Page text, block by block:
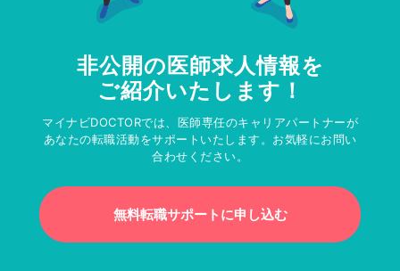
非公開の医師求人情報を
ご紹介いたします！
マイナビDOCTORでは、医師専任のキャリアパートナーが
あなたの転職活動をサポートいたします。お気軽にお問い
合わせください。
無料転職サポートに申し込む